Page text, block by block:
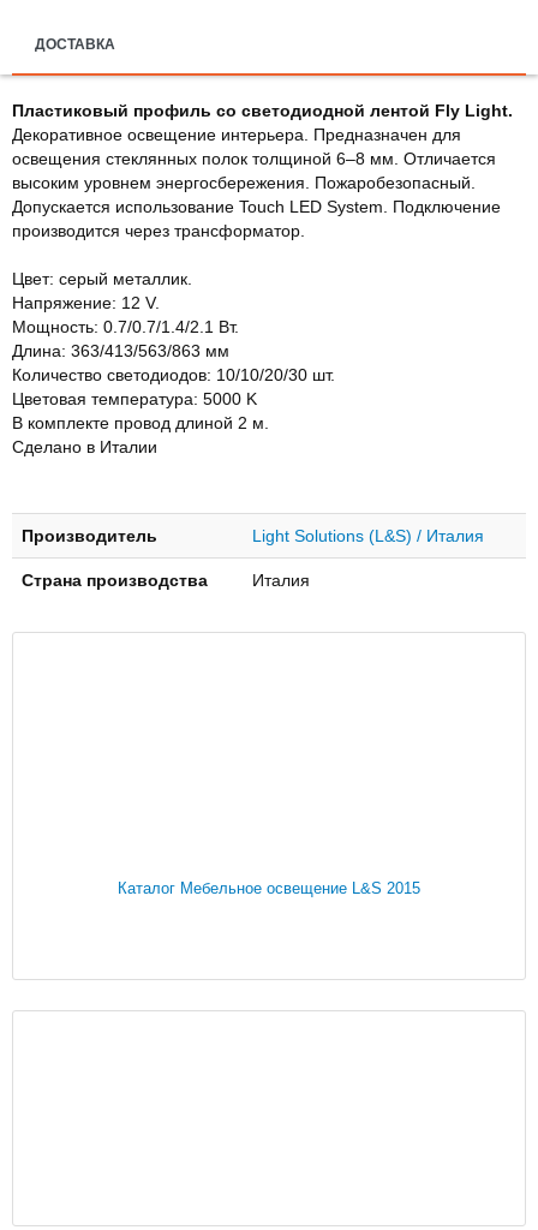
ДОСТАВКА
Пластиковый профиль со светодиодной лентой Fly Light.
Декоративное освещение интерьера. Предназначен для
освещения стеклянных полок толщиной 6–8 мм. Отличается
высоким уровнем энергосбережения. Пожаробезопасный.
Допускается использование Touch LED System. Подключение
производится через трансформатор.
Цвет: серый металлик.
Напряжение: 12 V.
Мощность: 0.7/0.7/1.4/2.1 Вт.
Длина: 363/413/563/863 мм
Количество светодиодов: 10/10/20/30 шт.
Цветовая температура: 5000 K
В комплекте провод длиной 2 м.
Сделано в Италии
Производитель Light Solutions (L&S) / Италия
Страна производства Италия
Каталог Мебельное освещение L&S 2015